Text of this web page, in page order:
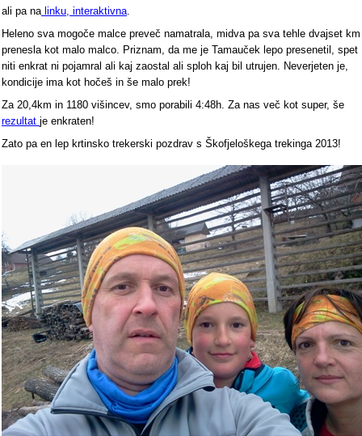
ali pa nalinku, interaktivna.
Heleno sva mogoče malce preveč namatrala, midva pa sva tehle dvajset km
prenesla kot malo malco. Priznam, da me je Tamauček lepo presenetil, spet
niti enkrat ni pojamral ali kaj zaostal ali sploh kaj bil utrujen. Neverjeten je,
kondicije ima kot hočeš in še malo prek!
Za 20,4km in 1180 višincev, smo porabili 4:48h. Za nas več kot super, še
rezultat je enkraten!
Zato pa en lep krtinsko trekerski pozdrav s Škofjeloškega trekinga 2013!